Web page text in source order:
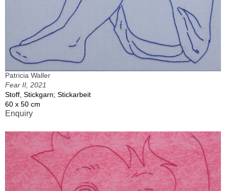
Patricia Waller
Fear II, 2021
Stoff, Stickgarn; Stickarbeit
60 x 50 cm
Enquiry